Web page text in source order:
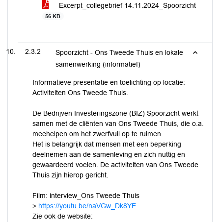
Excerpt_collegebrief 14.11.2024_Spoorzicht
56 KB
2.3.2
Spoorzicht - Ons Tweede Thuis en lokale
samenwerking (informatief)
Informatieve presentatie en toelichting op locatie:
Activiteiten Ons Tweede Thuis.
De Bedrijven Investeringszone (BIZ) Spoorzicht werkt
samen met de cliënten van Ons Tweede Thuis, die o.a.
meehelpen om het zwerfvuil op te ruimen.
Het is belangrijk dat mensen met een beperking
deelnemen aan de samenleving en zich nuttig en
gewaardeerd voelen. De activiteiten van Ons Tweede
Thuis zijn hierop gericht.
Film: interview_Ons Tweede Thuis
> https://youtu.be/naVGw_Dk8YE
Zie ook de website: